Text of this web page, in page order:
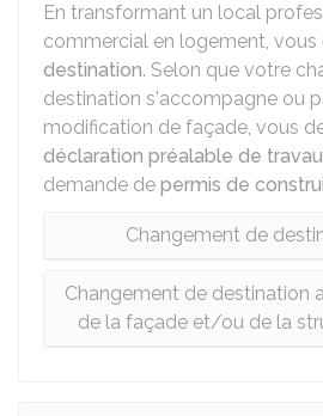
En transformant un local
commercial en logement, vous
destination. Selon que votre
destination s'accompagne ou
modification de façade, vous
déclaration préalable de
demande de permis de
Changement de
Changement de destination
de la façade et/ou de la